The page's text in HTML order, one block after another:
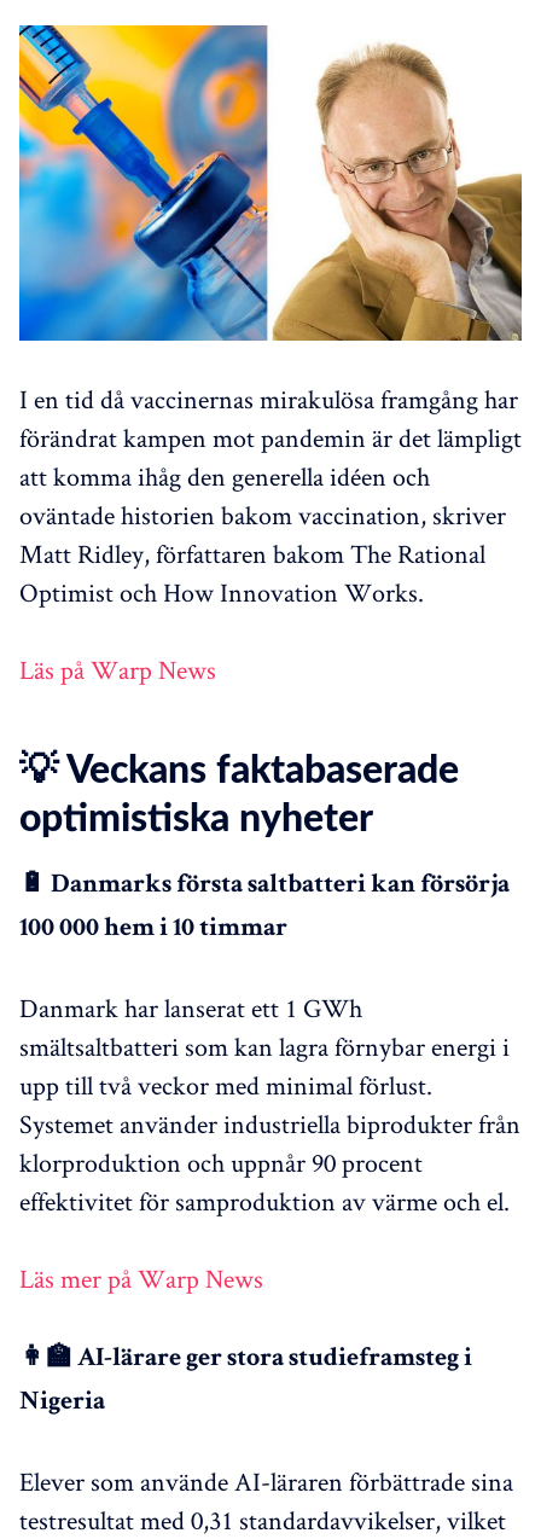
I en tid då vaccinernas mirakulösa framgång har
förändrat kampen mot pandemin är det lämpligt
att komma ihåg den generella idéen och
oväntade historien bakom vaccination, skriver
Matt Ridley, författaren bakom The Rational
Optimist och How Innovation Works.
Läs på Warp News
💡 Veckans faktabaserade
optimistiska nyheter
🔋 Danmarks första saltbatteri kan försörja
100 000 hem i 10 timmar
Danmark har lanserat ett 1 GWh
smältsaltbatteri som kan lagra förnybar energi i
upp till två veckor med minimal förlust.
Systemet använder industriella biprodukter från
klorproduktion och uppnår 90 procent
effektivitet för samproduktion av värme och el.
Läs mer på Warp News
👩‍🏫 AI-lärare ger stora studieframsteg i
Nigeria
Elever som använde AI-läraren förbättrade sina
testresultat med 0,31 standardavvikelser, vilket